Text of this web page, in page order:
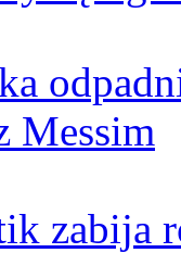
Messim
zabija